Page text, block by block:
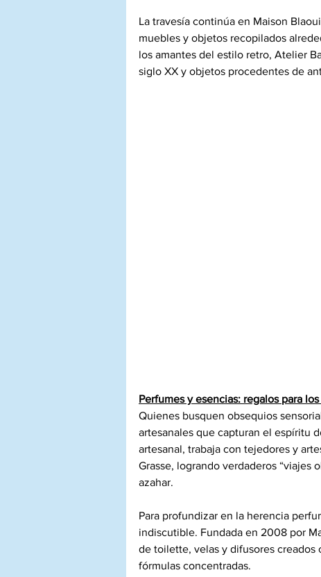
La travesía continúa en Maison
muebles y objetos recopilados
los amantes del estilo retro, Atelier
siglo XX y objetos procedentes de
Perfumes y esencias: regalos para
Quienes busquen obsequios
artesanales que capturan el espíritu
artesanal, trabaja con tejedores y
Grasse, logrando verdaderos “viajes
azahar.
Para profundizar en la herencia
indiscutible. Fundada en 2008 por
de toilette, velas y difusores creados
fórmulas concentradas.